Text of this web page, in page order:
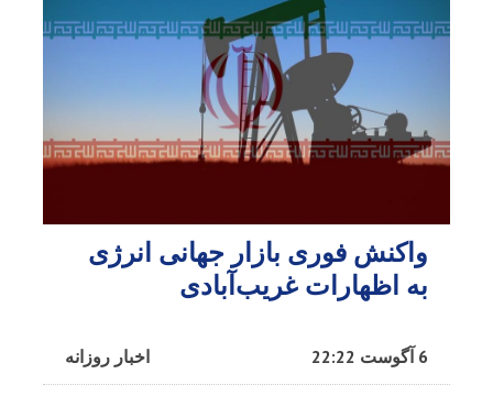
واکنش فوری بازار جهانی انرژی
به اظهارات غریب‌آبادی
اخبار روزانه 6 آگوست 22:22